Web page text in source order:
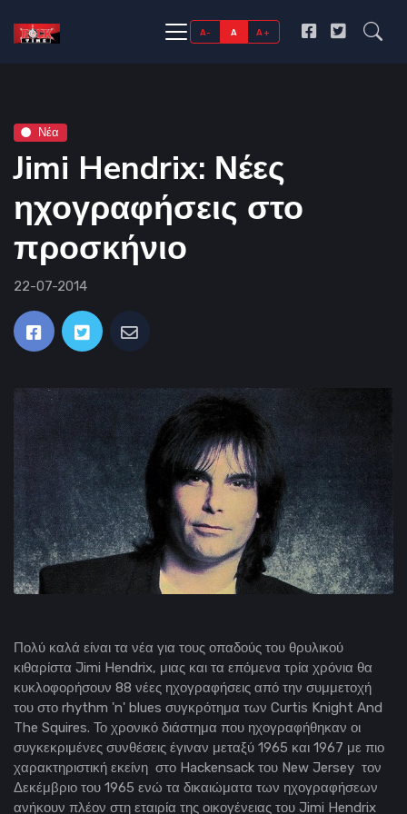
A- A A+
Νέα
Jimi Hendrix: Νέες
ηχογραφήσεις στο
προσκήνιο
22-07-2014
Πολύ καλά είναι τα νέα για τους οπαδούς του θρυλικού
κιθαρίστα Jimi Hendrix, μιας και τα επόμενα τρία χρόνια θα
κυκλοφορήσουν 88 νέες ηχογραφήσεις από την συμμετοχή
του στο rhythm 'n' blues συγκρότημα των Curtis Knight And
The Squires. Το χρονικό διάστημα που ηχογραφήθηκαν οι
συγκεκριμένες συνθέσεις έγιναν μεταξύ 1965 και 1967 με πιο
χαρακτηριστική εκείνη στο Hackensack του New Jersey τον
Δεκέμβριο του 1965 ενώ τα δικαιώματα των ηχογραφήσεων
ανήκουν πλέον στη εταιρία της οικογένειας του Jimi Hendrix